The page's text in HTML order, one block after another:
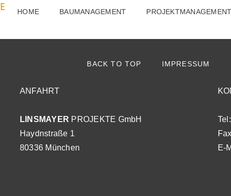
HOME BAUMANAGEMENT PROJEKTMANAGEMENT
BACK TO TOP IMPRESSUM
ANFAHRT
LINSMAYER PROJEKTE GmbH
Haydnstraße 1
80336 München
E-